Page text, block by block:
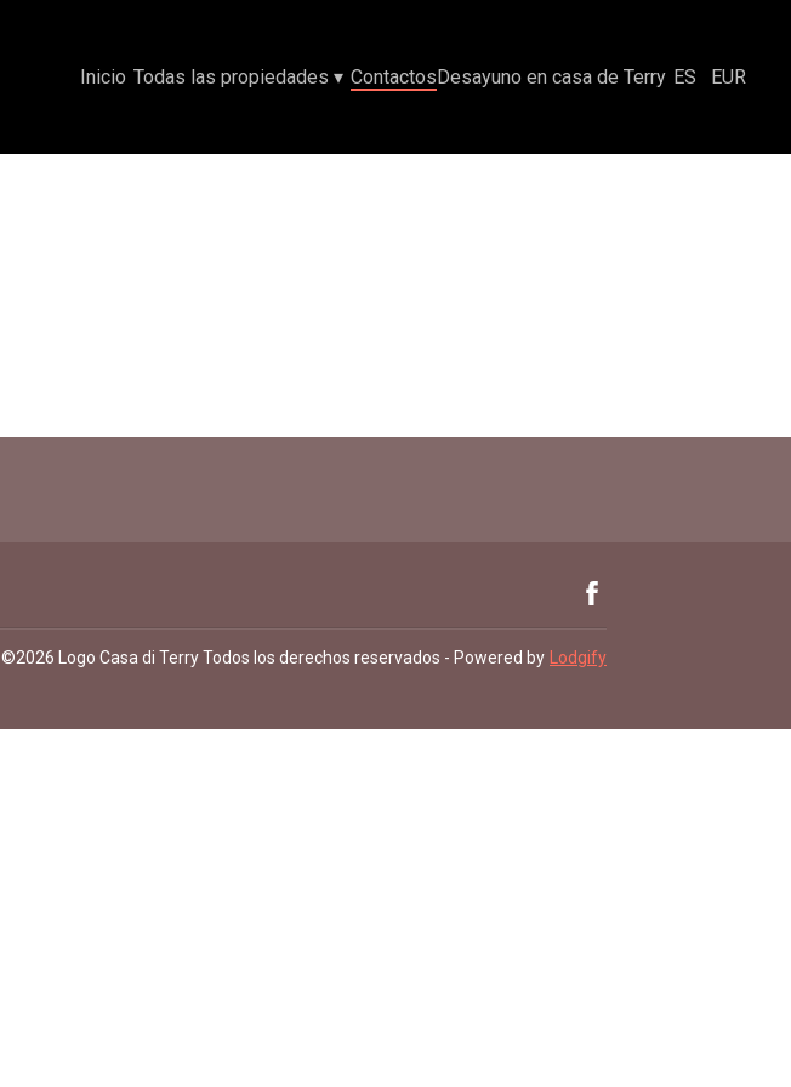
Inicio Todas las propiedades ▾ Contactos Desayuno en casa de Terry ES EUR
©2026 Logo Casa di Terry Todos los derechos reservados - Powered by Lodgify